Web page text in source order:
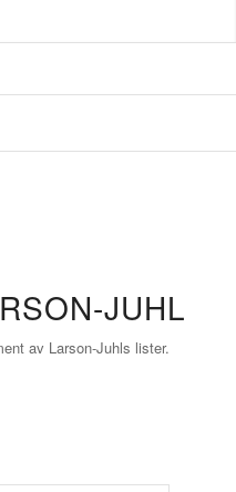
JUHL
av Larson-Juhls lister.